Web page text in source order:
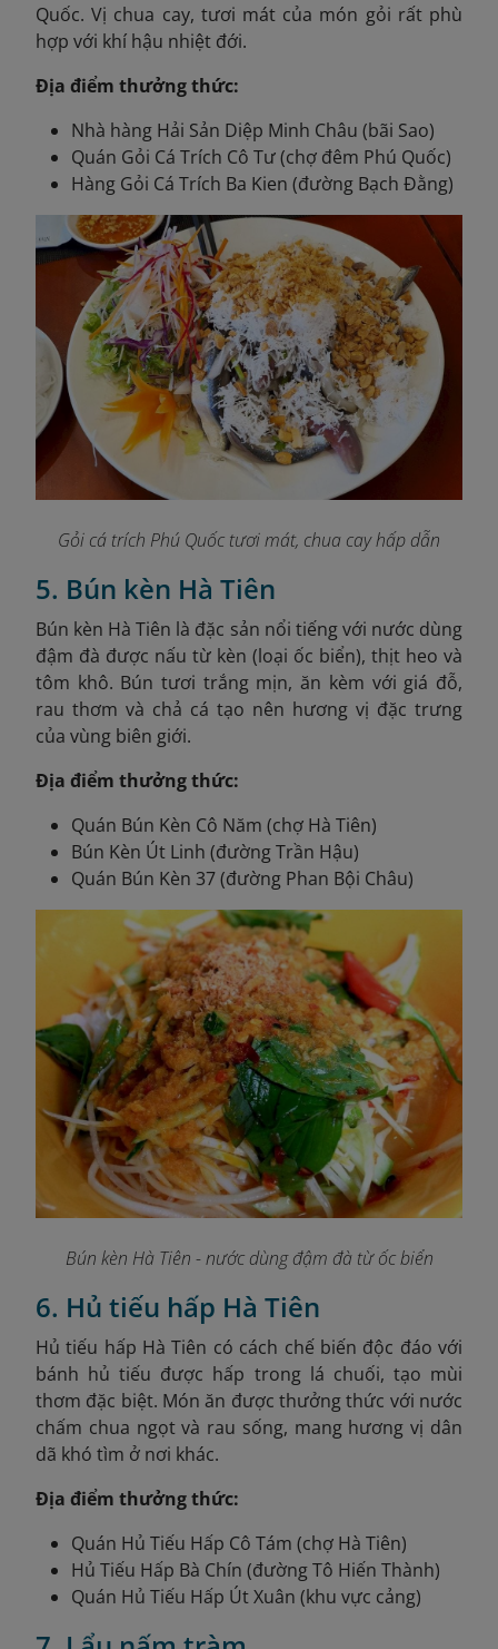
Quốc. Vị chua cay, tươi mát của món gỏi rất phù
hợp với khí hậu nhiệt đới.
Địa điểm thưởng thức:
Nhà hàng Hải Sản Diệp Minh Châu (bãi Sao)
Quán Gỏi Cá Trích Cô Tư (chợ đêm Phú Quốc)
Hàng Gỏi Cá Trích Ba Kien (đường Bạch Đằng)
Gỏi cá trích Phú Quốc tươi mát, chua cay hấp dẫn
5. Bún kèn Hà Tiên
Bún kèn Hà Tiên là đặc sản nổi tiếng với nước dùng
đậm đà được nấu từ kèn (loại ốc biển), thịt heo và
tôm khô. Bún tươi trắng mịn, ăn kèm với giá đỗ,
rau thơm và chả cá tạo nên hương vị đặc trưng
của vùng biên giới.
Địa điểm thưởng thức:
Quán Bún Kèn Cô Năm (chợ Hà Tiên)
Bún Kèn Út Linh (đường Trần Hậu)
Quán Bún Kèn 37 (đường Phan Bội Châu)
Bún kèn Hà Tiên - nước dùng đậm đà từ ốc biển
6. Hủ tiếu hấp Hà Tiên
Hủ tiếu hấp Hà Tiên có cách chế biến độc đáo với
bánh hủ tiếu được hấp trong lá chuối, tạo mùi
thơm đặc biệt. Món ăn được thưởng thức với nước
chấm chua ngọt và rau sống, mang hương vị dân
dã khó tìm ở nơi khác.
Địa điểm thưởng thức:
Quán Hủ Tiếu Hấp Cô Tám (chợ Hà Tiên)
Hủ Tiếu Hấp Bà Chín (đường Tô Hiến Thành)
Quán Hủ Tiếu Hấp Út Xuân (khu vực cảng)